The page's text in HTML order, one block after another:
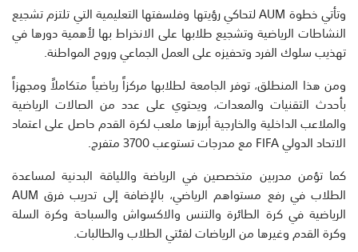
وتأتي خطوة AUM لتحاكي رؤيتها وفلسفتها التعليمية التي تلتزم تشجيع
النشاطات الرياضية وتشجيع طلابها على الانخراط بها لأهمية دورها في
تهذيب سلوك الفرد وتحفيزه على العمل الجماعي وروح المواطنة.
ومن هذا المنطلق، توفر الجامعة لطلابها مركزاً رياضياً متكاملاً ومجهزاً
بأحدث التقنيات والمعدات، ويحتوي على عدد من الصالات الرياضية
والملاعب الداخلية والخارجية أبرزها ملعب لكرة القدم حاصل على اعتماد
الاتحاد الدولي FIFA مع مدرجات تستوعب 3700 متفرج.
كما تؤمن مدربين متخصصين في الرياضة واللياقة البدنية لمساعدة
الطلاب في رفع مستواهم الرياضي، بالإضافة إلى تدريب فرق AUM
الرياضية في كرة الطائرة والتنس والاكسواش والسباحة وكرة السلة
وكرة القدم وغيرها من الرياضات لفئتي الطلاب والطالبات.